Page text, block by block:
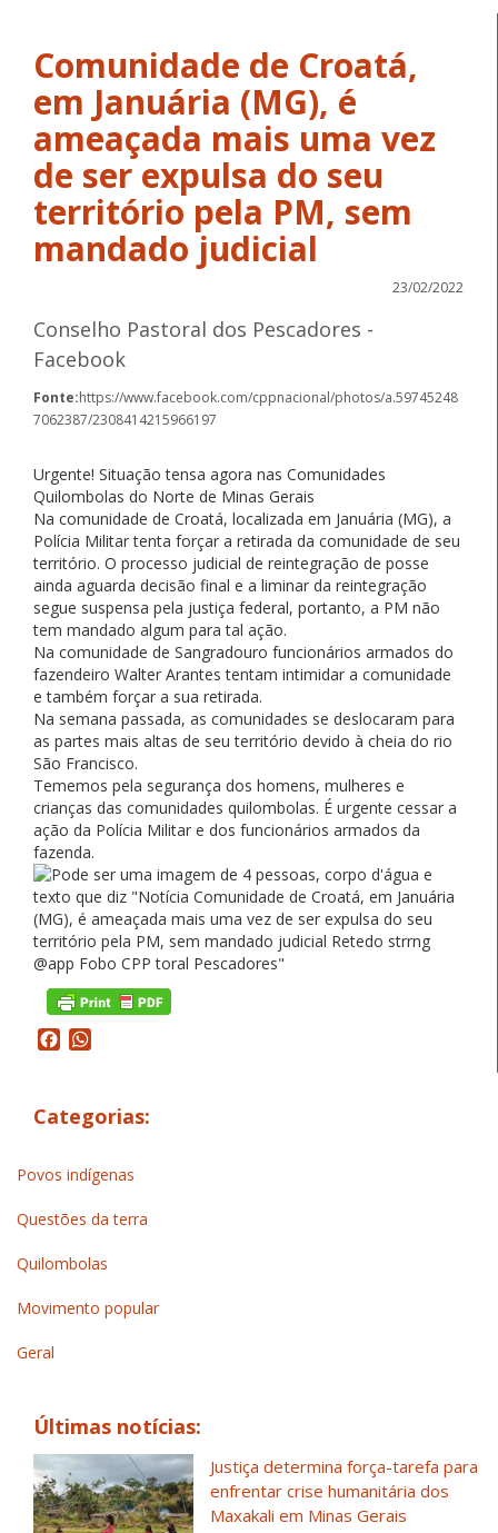
Comunidade de Croatá,
em Januária (MG), é
ameaçada mais uma vez
de ser expulsa do seu
território pela PM, sem
mandado judicial
23/02/2022
Conselho Pastoral dos Pescadores -
Facebook
Fonte:https://www.facebook.com/cppnacional/photos/a.59745248
7062387/2308414215966197
Urgente! Situação tensa agora nas Comunidades
Quilombolas do Norte de Minas Gerais
Na comunidade de Croatá, localizada em Januária (MG), a
Polícia Militar tenta forçar a retirada da comunidade de seu
território. O processo judicial de reintegração de posse
ainda aguarda decisão final e a liminar da reintegração
segue suspensa pela justiça federal, portanto, a PM não
tem mandado algum para tal ação.
Na comunidade de Sangradouro funcionários armados do
fazendeiro Walter Arantes tentam intimidar a comunidade
e também forçar a sua retirada.
Na semana passada, as comunidades se deslocaram para
as partes mais altas de seu território devido à cheia do rio
São Francisco.
Tememos pela segurança dos homens, mulheres e
crianças das comunidades quilombolas. É urgente cessar a
ação da Polícia Militar e dos funcionários armados da
fazenda.
Facebook
Categorias:
Povos indígenas
Questões da terra
Quilombolas
Movimento popular
Geral
Últimas notícias:
Justiça determina força-tarefa para
enfrentar crise humanitária dos
Maxakali em Minas Gerais